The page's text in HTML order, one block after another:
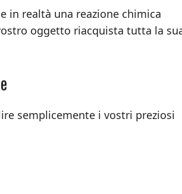
in realtà una reazione chimica
oggetto riacquista tutta la
semplicemente i vostri preziosi